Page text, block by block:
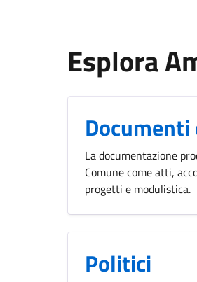
Esplora
Documenti
La documentazione
Comune come atti,
progetti e modulistica.
Politici